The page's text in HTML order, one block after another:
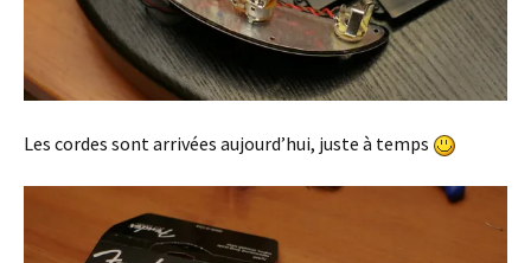
Les cordes sont arrivées aujourd’hui, juste à temps